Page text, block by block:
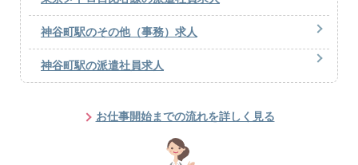
神谷町駅のその他（事務）求人
神谷町駅の派遣社員求人
お仕事開始までの流れを詳しく見る